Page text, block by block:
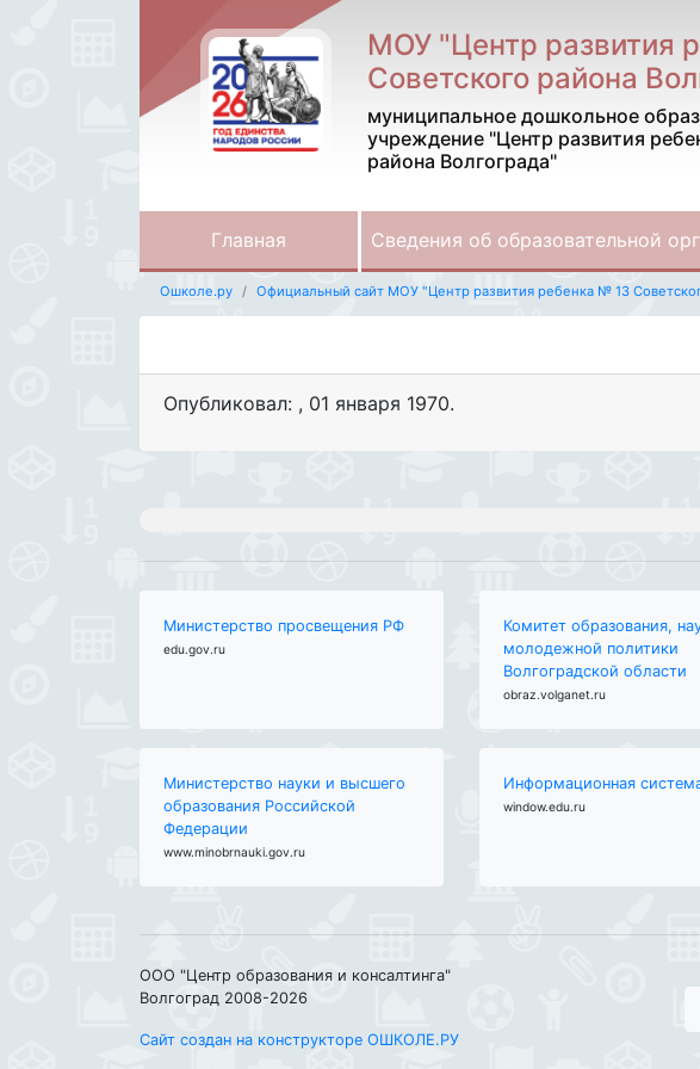
МОУ "Центр развития
Советского района
муниципальное дошкольное
учреждение "Центр развития
района Волгограда"
Главная Сведения об образовательной
Ошколе.ру Официальный сайт МОУ "Центр развития ребенка № 13
Опубликовал: , 01 января 1970.
Министерство просвещения РФ
edu.gov.ru
Комитет образования,
молодежной политики
Волгоградской области
obraz.volganet.ru
Министерство науки и высшего
образования Российской
Федерации
www.minobrnauki.gov.ru
Информационная
window.edu.ru
ООО "Центр образования и консалтинга"
Волгоград 2008-2026
Сайт создан на конструкторе ОШКОЛЕ.РУ